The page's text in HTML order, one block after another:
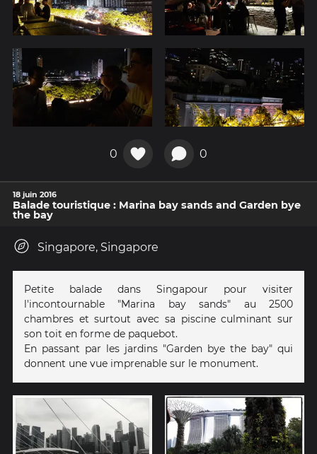
0 0
18 juin 2016
Balade touristique : Marina bay sands and Garden bye
the bay
Singapore, Singapore
Petite balade dans Singapour pour visiter
l'incontournable "Marina bay sands" au 2500
chambres et surtout avec sa piscine culminant sur
son toit en forme de paquebot.
En passant par les jardins "Garden bye the bay" qui
donnent une vue imprenable sur le monument.